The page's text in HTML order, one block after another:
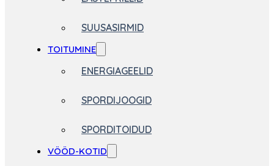
SUUSASIRMID
TOITUMINE
ENERGIAGEELID
SPORDIJOOGID
SPORDITOIDUD
VÖÖD-KOTID